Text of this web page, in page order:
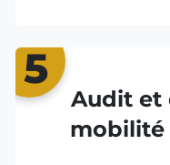
5
Audit et
mobilité